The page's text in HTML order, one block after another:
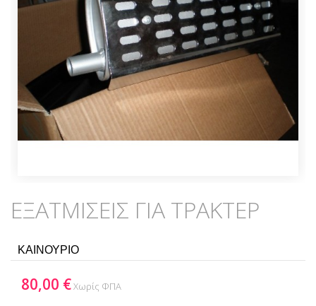
ΕΞΑΤΜΙΣΕΙΣ ΓΙΑ ΤΡΑΚΤΕΡ
ΚΑΙΝΟΥΡΙΟ
80,00 €Χωρίς ΦΠΑ